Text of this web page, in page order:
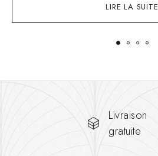
LIRE LA SUITE
Livraison
gratuite